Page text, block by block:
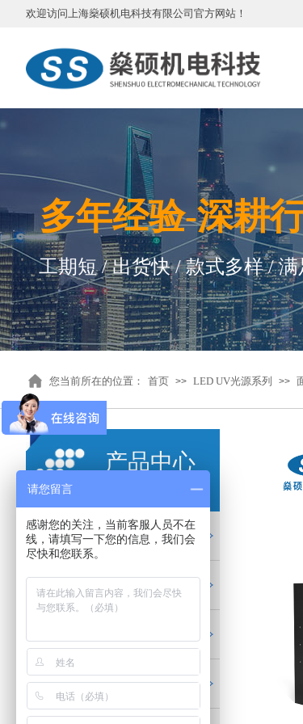
欢迎访问上海燊硕机电科技有限公司 官方网站 ！
多年经验-深耕
工期短 / 出货快 / 款式多样 /
首页 >> LED UV光源系列 >>
您当前所在的位置：
产品中心
LED UV光源系列
红外加热隧道炉系列
请您留言
感谢您的关注，当前客服人员不在
线，请填写一下您的信息，我们会
尽快和您联系。